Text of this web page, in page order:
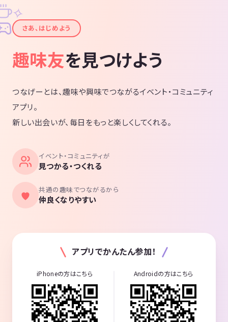
✦
✧
さあ、はじめよう
趣味友を見つけよう
つなげーとは、趣味や興味でつながるイベント・コミュニティ
アプリ。
新しい出会いが、毎日をもっと楽しくしてくれる。
イベント・コミュニティが
見つかる・つくれる
共通の趣味でつながるから
仲良くなりやすい
アプリでかんたん参加！
iPhoneの方はこちら Androidの方はこちら